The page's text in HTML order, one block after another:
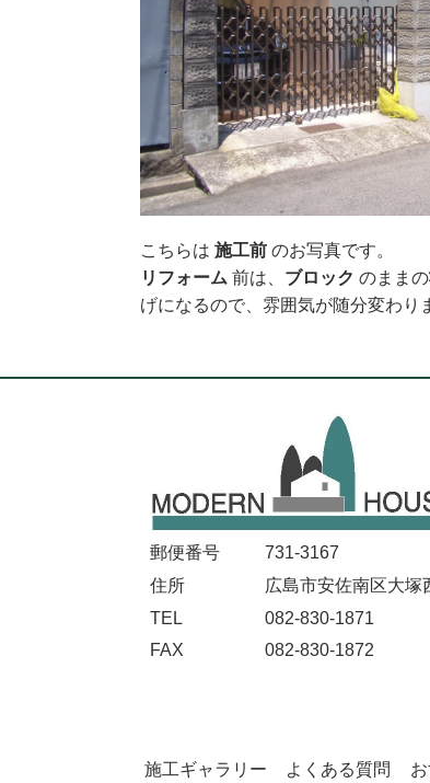
こちらは 施工前のお写真です。
リフォーム前は、 ブロックのまま
げになるので、雰囲気が随分変わり
郵便番号
731-3167
住所
広島市安佐南区大塚
TEL
082-830-1871
FAX
082-830-1872
施工ギャラリー よくある質問